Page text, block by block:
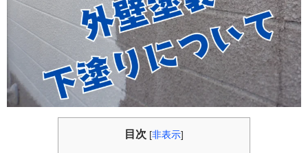
目次 [非表示]